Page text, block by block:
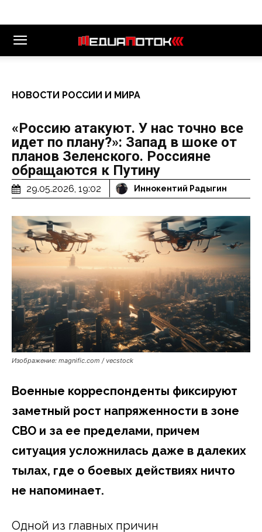
НОВОСТИ РОССИИ И МИРА
«Россию атакуют. У нас точно все
идет по плану?»: Запад в шоке от
планов Зеленского. Россияне
обращаются к Путину
29.05.2026, 19:02 Иннокентий Радыгин
Изображение: magnific.com / vecstock
Военные корреспонденты фиксируют
заметный рост напряженности в зоне
СВО и за ее пределами, причем
ситуация усложнилась даже в далеких
тылах, где о боевых действиях ничто
не напоминает.
Одной из главных причин